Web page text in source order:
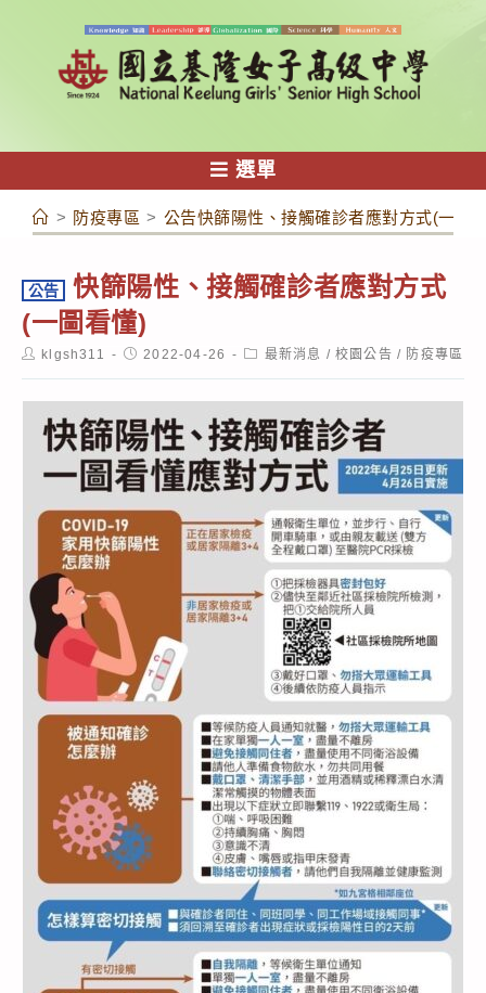
容
選單
> 防疫專區 > 公告快篩陽性、接觸確診者應對方式(一圖
公告
快篩陽性、接觸確診者應對方式
(一圖看懂)
Postklgsh311
Post2022-04-26
Post最新消息 / 校園公告 / 防疫專區